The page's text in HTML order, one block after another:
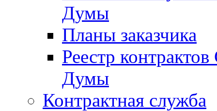
Думы
Планы заказчика
Реестр
Думы
Контрактная служба